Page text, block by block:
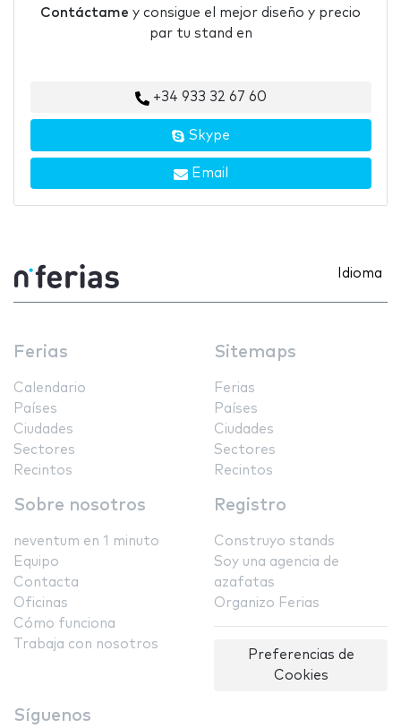
Contáctame y consigue el mejor diseño y precio
par tu stand en
+34 933 32 67 60
Skype
Email
Idioma
Ferias
Calendario
Países
Ciudades
Sectores
Recintos
Sitemaps
Ferias
Países
Ciudades
Sectores
Recintos
Sobre nosotros
neventum en 1 minuto
Equipo
Contacta
Oficinas
Cómo funciona
Trabaja con nosotros
Registro
Construyo stands
Soy una agencia de
azafatas
Organizo Ferias
Preferencias de
Cookies
Síguenos